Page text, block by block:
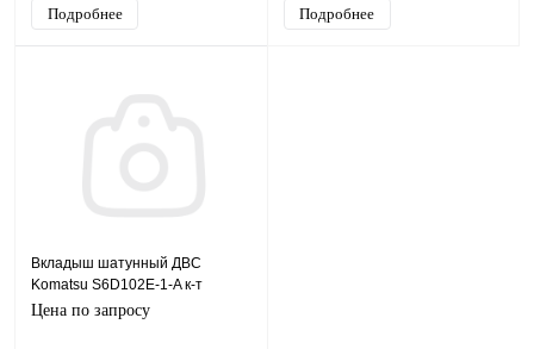
Подробнее Подробнее
Вкладыш шатунный ДВС
Komatsu S6D102E-1-A к-т
Цена по запросу